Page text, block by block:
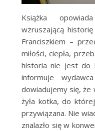
Książka
wzruszającą
Franciszkiem –
miłości, ciepła,
historia nie jest do
informuje
dowiadujemy się, że
żyła kotka, do
przywiązana. Nie
znalazło się w